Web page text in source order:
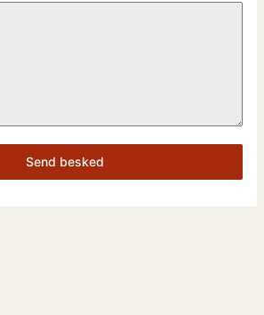
Send besked